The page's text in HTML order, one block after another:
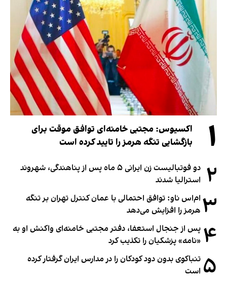
۱
اکسیوس: مجتبی خامنه‌ای توافق موقت برای
بازگشایی تنگه هرمز را تایید کرده است
۲
دو فوتبالیست زن ایرانی ۵ ماه پس از پناهندگی، شهروند
استرالیا شدند
۳ ام‌اس ناو: توافق احتمالی با عمان کنترل تهران بر تنگه
هرمز را افزایش می‌دهد
۴ پس از جنجال استعفا، دفتر مجتبی خامنه‌ای واکنش او به
«نامه» پزشکیان را تکذیب کرد
۵ تنباکوی بدون دود کودکان را در مدارس ایران گرفتار کرده
است